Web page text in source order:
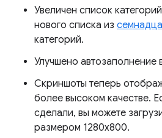
Увеличен список
нового списка из
категорий.
Улучшено автозаполнение
Скриншоты теперь
более высоком качестве.
сделали, вы можете
размером 1280x800.